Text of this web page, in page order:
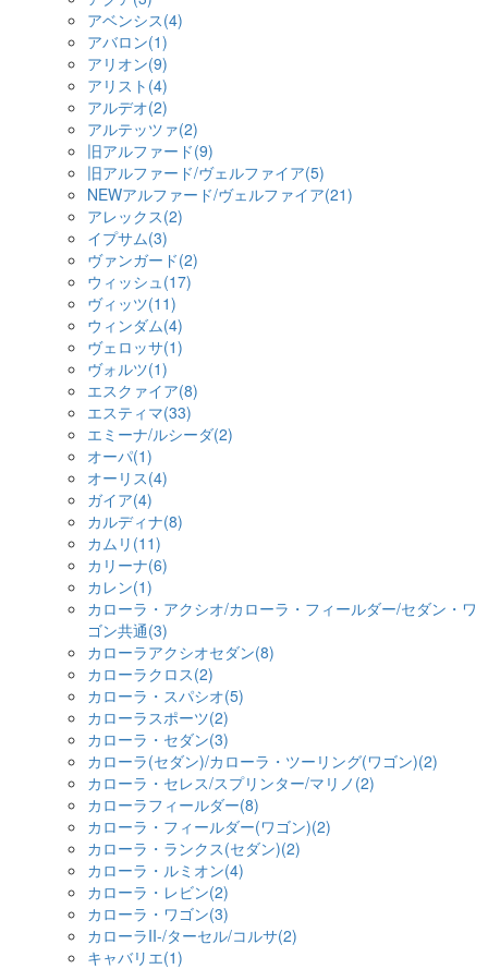
アベンシス(4)
アバロン(1)
アリオン(9)
アリスト(4)
アルデオ(2)
アルテッツァ(2)
旧アルファード(9)
旧アルファード/ヴェルファイア(5)
NEWアルファード/ヴェルファイア(21)
アレックス(2)
イプサム(3)
ヴァンガード(2)
ウィッシュ(17)
ヴィッツ(11)
ウィンダム(4)
ヴェロッサ(1)
ヴォルツ(1)
エスクァイア(8)
エスティマ(33)
エミーナ/ルシーダ(2)
オーパ(1)
オーリス(4)
ガイア(4)
カルディナ(8)
カムリ(11)
カリーナ(6)
カレン(1)
カローラ・アクシオ/カローラ・フィールダー/セダン・ワ
ゴン共通(3)
カローラアクシオセダン(8)
カローラクロス(2)
カローラ・スパシオ(5)
カローラスポーツ(2)
カローラ・セダン(3)
カローラ(セダン)/カローラ・ツーリング(ワゴン)(2)
カローラ・セレス/スプリンター/マリノ(2)
カローラフィールダー(8)
カローラ・フィールダー(ワゴン)(2)
カローラ・ランクス(セダン)(2)
カローラ・ルミオン(4)
カローラ・レビン(2)
カローラ・ワゴン(3)
カローラII-/ターセル/コルサ(2)
キャバリエ(1)